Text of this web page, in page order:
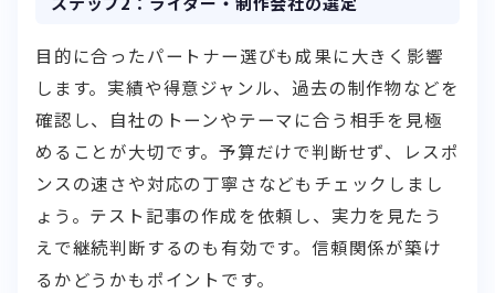
目的に合ったパートナー選びも成果に大きく影響
します。実績や得意ジャンル、過去の制作物などを
確認し、自社のトーンやテーマに合う相手を見極
めることが大切です。予算だけで判断せず、レスポ
ンスの速さや対応の丁寧さなどもチェックしまし
ょう。テスト記事の作成を依頼し、実力を見たう
えで継続判断するのも有効です。信頼関係が築け
るかどうかもポイントです。